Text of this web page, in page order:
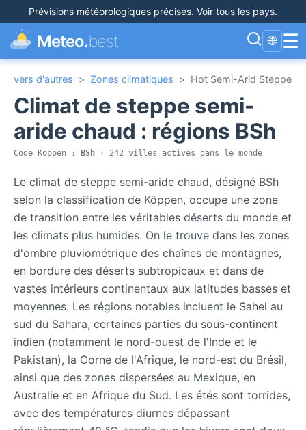
Prévisions météorologiques précises. Voir tous les pays.
Meteo.best 🌐 ☰
vers d'autres > Zones climatiques > Hot Semi-Arid Steppe
Climat de steppe semi-
aride chaud : régions BSh
Code Köppen : BSh · 242 villes actives dans le monde
Le climat de steppe semi-aride chaud, désigné BSh
selon la classification de Köppen, occupe une zone
de transition entre les véritables déserts du monde et
les climats plus humides. On le trouve dans les zones
d'ombre pluviométrique des chaînes de montagnes,
en bordure des déserts subtropicaux et dans de
vastes intérieurs continentaux aux latitudes basses et
moyennes. Les régions notables incluent le Sahel au
sud du Sahara, certaines parties du sous-continent
indien (notamment le nord-ouest de l'Inde et le
Pakistan), la Corne de l'Afrique, le nord-est du Brésil,
ainsi que des zones dispersées au Mexique, en
Australie et en Afrique du Sud. Les étés sont torrides,
avec des températures diurnes dépassant